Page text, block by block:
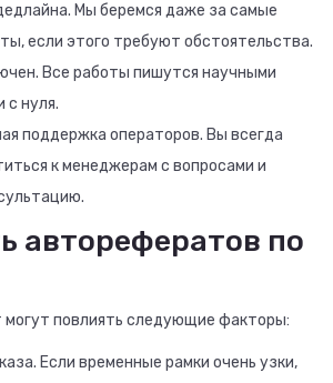
Мы беремся даже за самые
если этого требуют обстоятельства.
Все работы пишутся научными
с нуля.
поддержка операторов. Вы всегда
к менеджерам с вопросами и
авторефератов по
могут повлиять следующие факторы:
Если временные рамки очень узки,